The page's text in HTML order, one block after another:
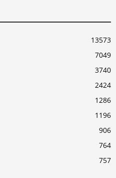
13573
7049
3740
2424
1286
1196
906
764
757